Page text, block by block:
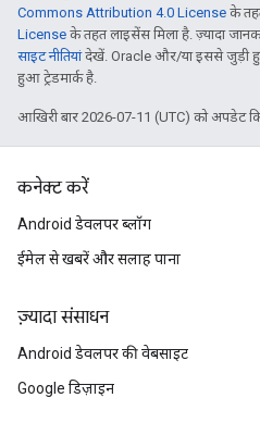
Commons Attribution 4.0 License के
License के तहत लाइसेंस मिला है. ज़्यादा
साइट नीतियांदेखें. Oracle और/या इससे जुड़ी हुई
हुआ ट्रेडमार्क है.
आखिरी बार 2026-07-11 (UTC) को अपडेट
कनेक्ट करें
Android डेवलपर ब्लॉग
ईमेल से खबरें और सलाह पाना
ज़्यादा संसाधन
Android डेवलपर की वेबसाइट
Google डिज़ाइन